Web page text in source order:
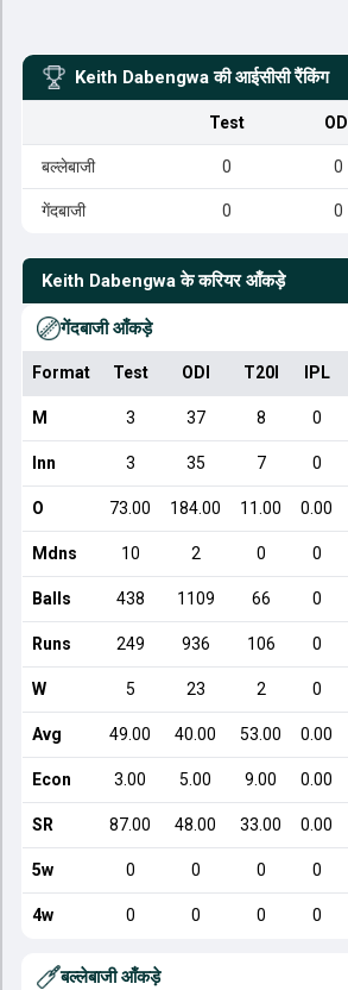
Keith Dabengwa की आईसीसी रैंकिंग
Test ODI
बल्लेबाजी 0 0
गेंदबाजी 0 0
Keith Dabengwa के करियर आँकड़े
गेंदबाजी आँकड़े
Format Test ODI T20I IPL
M 3 37 8 0
Inn 3 35 7 0
O 73.00 184.00 11.00 0.00
Mdns 10 2 0 0
Balls 438 1109 66 0
Runs 249 936 106 0
W 5 23 2 0
Avg 49.00 40.00 53.00 0.00
Econ 3.00 5.00 9.00 0.00
SR 87.00 48.00 33.00 0.00
5w 0 0 0 0
4w 0 0 0 0
बल्लेबाजी आँकड़े